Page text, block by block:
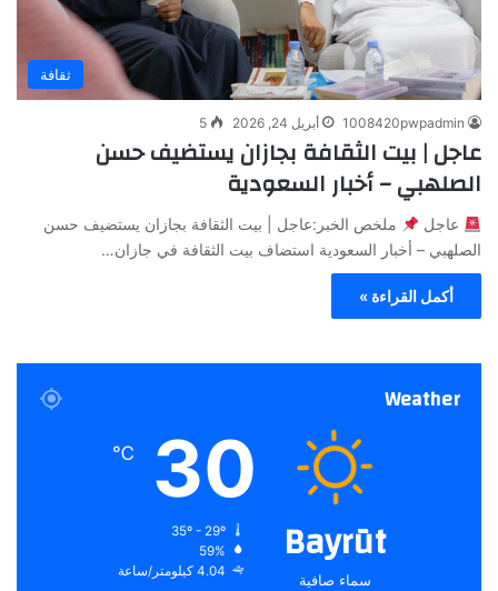
ثقافة
1008420pwpadmin أبريل 24, 2026 5
عاجل | بيت الثقافة بجازان يستضيف حسن
الصلهبي – أخبار السعودية
عاجل
ملخص الخبر:عاجل | بيت الثقافة بجازان يستضيف حسن
الصلهبي – أخبار السعودية استضاف بيت الثقافة في جازان…
أكمل القراءة »
Weather
Bayrūt
سماء صافية
30
℃
59%
4.04 كيلومتر/ساعة